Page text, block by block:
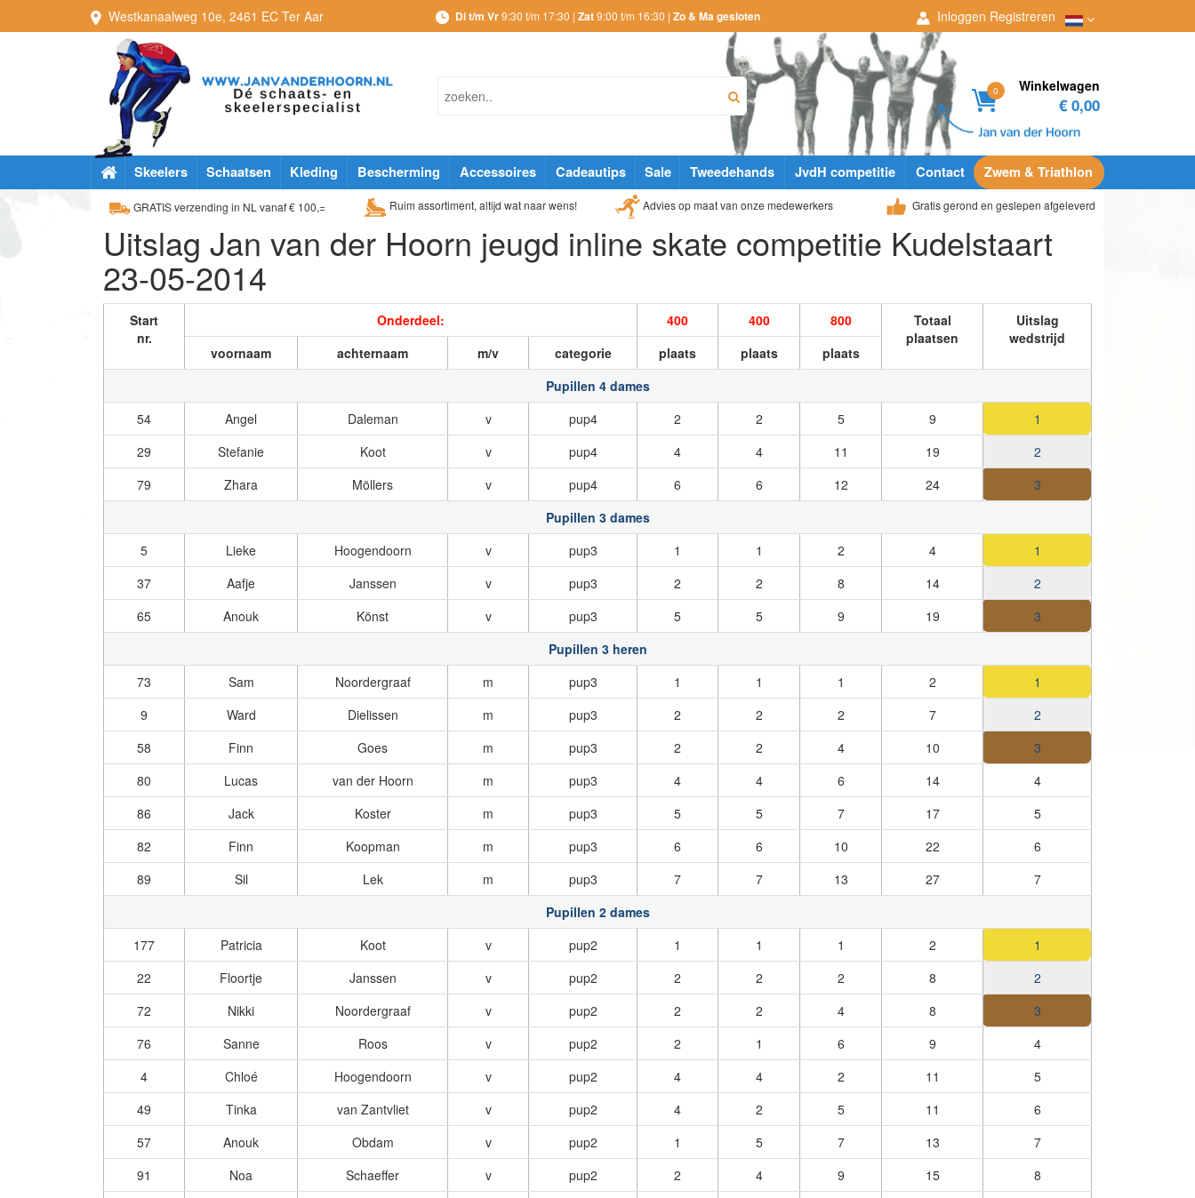
Westkanaalweg 10e, 2461 EC Ter Aar Di t/m Vr9:30 t/m 17:30 | Zat9:00 t/m 16:30 | Zo & Ma gesloten Inloggen Registreren
0 Winkelwagen
€ 0,00
Skeelers Schaatsen Kleding Bescherming Accessoires Cadeautips Sale Tweedehands JvdH competitie Contact Zwem & Triathlon
GRATIS verzending in NL vanaf € 100,= Ruim assortiment, altijd wat naar wens! Advies op maat van onze medewerkers Gratis gerond en geslepen afgeleverd
Uitslag Jan van der Hoorn jeugd inline skate competitie Kudelstaart
23-05-2014
Start
nr.
Onderdeel: 400 400 800
Totaal
plaatsen
Uitslag
wedstrijd
voornaam
achternaam m/v categorie plaats plaats
plaats
Pupillen 4 dames
54
Angel Daleman v pup4 2 2 5 9
1
29
Stefanie Koot v pup4 4 4 11 19
2
79
Zhara Möllers v pup4 6 6 12 24
3
Pupillen 3 dames
5
Lieke Hoogendoorn v pup3 1 1 2 4
1
37
Aafje Janssen v pup3 2 2 8 14
2
65
Anouk Könst v pup3 5 5 9 19
3
Pupillen 3 heren
73
Sam Noordergraaf m pup3 1 1 1 2
1
9
Ward Dielissen m pup3 2 2 2 7
2
58
Finn Goes m pup3 2 2 4 10
3
80
Lucas van der Hoorn m pup3 4 4 6 14
4
86
Jack Koster m pup3 5 5 7 17
5
82
Finn Koopman m pup3 6 6 10 22
6
89
Sil Lek m pup3 7 7 13 27
7
Pupillen 2 dames
177
Patricia Koot v pup2 1 1 1 2
1
22
Floortje Janssen v pup2 2 2 2 8
2
72
Nikki Noordergraaf v pup2 2 2 4 8
3
76
Sanne Roos v pup2 2 1 6 9
4
4
Chloé Hoogendoorn v pup2 4 4 2 11
5
49
Tinka van Zantvliet v pup2 4 2 5 11
6
57
Anouk Obdam v pup2 1 5 7 13
7
91
Noa Schaeffer v pup2 2 4 9 15
8